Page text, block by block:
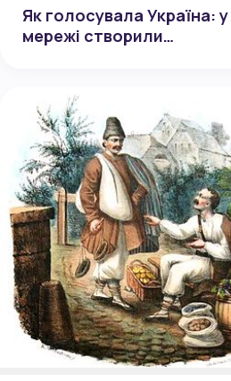
Як голосувала Україна: у
мережі створили